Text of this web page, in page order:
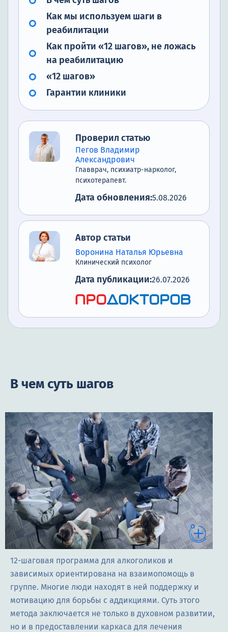
Как мы используем шаги в
реабилитации
Как пройти «12 шагов», не ложась
на реабилитацию
«12 шагов»
Гарантии клиники
Проверил статью
Пегов Владимир
Александрович
Главврач, психиатр-нарколог,
психотерапевт.
Дата обновления:5.08.2026
Автор статьи
Воронина Наталья Юрьевна
Клинический психолог
Дата публикации:26.07.2026
В чем суть шагов
12-шаговая программа для алкоголиков и
зависимых ориентирована на взаимопомощь в
группе. Многие люди находят в ней поддержку и
мотивацию для борьбы с аддикциями. Суть этого
метода заключается не только в духовном развитии,
но и в предоставлении каркаса для лечения